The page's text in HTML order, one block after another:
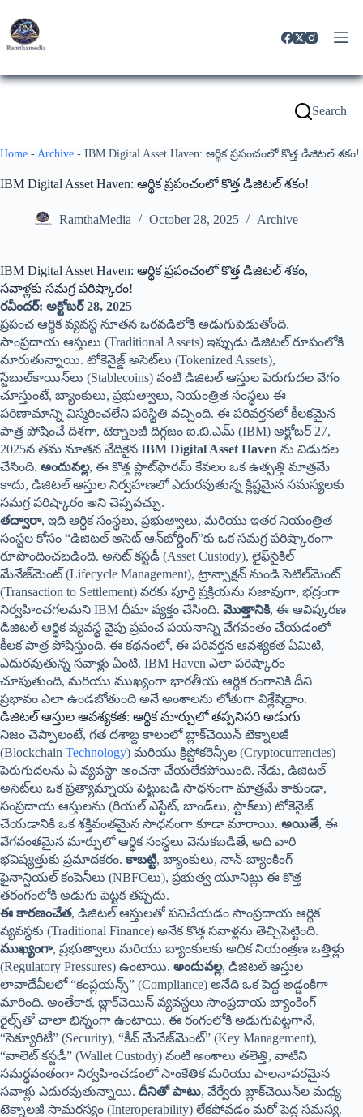
Search
Home - Archive - IBM Digital Asset Haven: ఆర్థిక ప్రపంచంలో కొత్త డిజిటల్ శకం!
IBM Digital Asset Haven: ఆర్థిక ప్రపంచంలో కొత్త డిజిటల్ శకం!
RamthaMedia October 28, 2025 Archive
IBM Digital Asset Haven: ఆర్థిక ప్రపంచంలో కొత్త డిజిటల్ శకం,
సవాళ్లకు సమగ్ర పరిష్కారం!
రవీందర్: అక్టోబర్ 28, 2025
ప్రపంచ ఆర్థిక వ్యవస్థ నూతన ఒరవడిలోకి అడుగుపెడుతోంది.
సాంప్రదాయ ఆస్తులు (Traditional Assets) ఇప్పుడు డిజిటల్ రూపంలోకి
మారుతున్నాయి. టోకెనైజ్డ్ అసెట్‌లు (Tokenized Assets),
స్టేబుల్‌కాయిన్‌లు (Stablecoins) వంటి డిజిటల్ ఆస్తుల పెరుగుదల వేగం
చూస్తుంటే, బ్యాంకులు, ప్రభుత్వాలు, నియంత్రిత సంస్థలు ఈ
పరిణామాన్ని విస్మరించలేని పరిస్థితి వచ్చింది. ఈ పరివర్తనలో కీలకమైన
పాత్ర పోషించే దిశగా, టెక్నాలజీ దిగ్గజం ఐ.బి.ఎమ్ (IBM) అక్టోబర్ 27,
2025న తమ నూతన వేదికైన IBM Digital Asset Haven ను విడుదల
చేసింది. అందువల్ల, ఈ కొత్త ప్లాట్‌ఫారమ్ కేవలం ఒక ఉత్పత్తి మాత్రమే
కాదు, డిజిటల్ ఆస్తుల నిర్వహణలో ఎదురవుతున్న క్లిష్టమైన సమస్యలకు
సమగ్ర పరిష్కారం అని చెప్పవచ్చు.
తద్వారా, ఇది ఆర్థిక సంస్థలు, ప్రభుత్వాలు, మరియు ఇతర నియంత్రిత
సంస్థల కోసం “డిజిటల్ అసెట్ ఆన్‌బోర్డింగ్”కు ఒక సమగ్ర పరిష్కారంగా
రూపొందించబడింది. అసెట్ కస్టడీ (Asset Custody), లైఫ్‌సైకిల్
మేనేజ్‌మెంట్ (Lifecycle Management), ట్రాన్సాక్షన్ నుండి సెటిల్‌మెంట్
(Transaction to Settlement) వరకు పూర్తి ప్రక్రియను సజావుగా, భద్రంగా
నిర్వహించగలమని IBM ధీమా వ్యక్తం చేసింది. మొత్తానికి, ఈ ఆవిష్కరణ
డిజిటల్ ఆర్థిక వ్యవస్థ వైపు ప్రపంచ పయనాన్ని వేగవంతం చేయడంలో
కీలక పాత్ర పోషిస్తుంది. ఈ కథనంలో, ఈ పరివర్తన ఆవశ్యకత ఏమిటి,
ఎదురవుతున్న సవాళ్లు ఏంటి, IBM Haven ఎలా పరిష్కారం
చూపుతుంది, మరియు ముఖ్యంగా భారతీయ ఆర్థిక రంగానికి దీని
ప్రభావం ఎలా ఉండబోతుంది అనే అంశాలను లోతుగా విశ్లేషిద్దాం.
డిజిటల్ ఆస్తుల ఆవశ్యకత: ఆర్థిక మార్పులో తప్పనిసరి అడుగు
నిజం చెప్పాలంటే, గత దశాబ్ద కాలంలో బ్లాక్‌చెయిన్ టెక్నాలజీ
(Blockchain Technology) మరియు క్రిప్టోకరెన్సీల (Cryptocurrencies)
పెరుగుదలను ఏ వ్యవస్థా అంచనా వేయలేకపోయింది. నేడు, డిజిటల్
అసెట్‌లు ఒక ప్రత్యామ్నాయ పెట్టుబడి సాధనంగా మాత్రమే కాకుండా,
సంప్రదాయ ఆస్తులను (రియల్ ఎస్టేట్, బాండ్‌లు, స్టాక్‌లు) టోకెనైజ్
చేయడానికి ఒక శక్తివంతమైన సాధనంగా కూడా మారాయి. అయితే, ఈ
వేగవంతమైన మార్పులో ఆర్థిక సంస్థలు వెనుకబడితే, అది వారి
భవిష్యత్తుకు ప్రమాదకరం. కాబట్టి, బ్యాంకులు, నాన్-బ్యాంకింగ్
ఫైనాన్షియల్ కంపెనీలు (NBFCలు), ప్రభుత్వ యూనిట్లు ఈ కొత్త
తరంగంలోకి అడుగు పెట్టక తప్పదు.
ఈ కారణంచేత, డిజిటల్ ఆస్తులతో పనిచేయడం సాంప్రదాయ ఆర్థిక
వ్యవస్థకు (Traditional Finance) అనేక కొత్త సవాళ్లను తెచ్చిపెట్టింది.
ముఖ్యంగా, ప్రభుత్వాలు మరియు బ్యాంకులకు అధిక నియంత్రణ ఒత్తిళ్లు
(Regulatory Pressures) ఉంటాయి. అందువల్ల, డిజిటల్ ఆస్తుల
లావాదేవీలలో “కంప్లయన్స్” (Compliance) అనేది ఒక పెద్ద అడ్డంకిగా
మారింది. అంతేకాక, బ్లాక్‌చెయిన్ వ్యవస్థలు సాంప్రదాయ బ్యాంకింగ్
రైల్స్‌తో చాలా భిన్నంగా ఉంటాయి. ఈ రంగంలోకి అడుగుపెట్టగానే,
“సెక్యూరిటీ” (Security), “కీవ్ మేనేజ్‌మెంట్” (Key Management),
“వాలెట్ కస్టడీ” (Wallet Custody) వంటి అంశాలు తలెత్తి, వాటిని
సమర్థవంతంగా నిర్వహించడంలో సాంకేతిక మరియు పాలనాపరమైన
సవాళ్లు ఎదురవుతున్నాయి. దీనితో పాటు, వేర్వేరు బ్లాక్‌చెయిన్‌ల మధ్య
టెక్నాలజీ సామరస్యం (Interoperability) లేకపోవడం మరో పెద్ద సమస్య.